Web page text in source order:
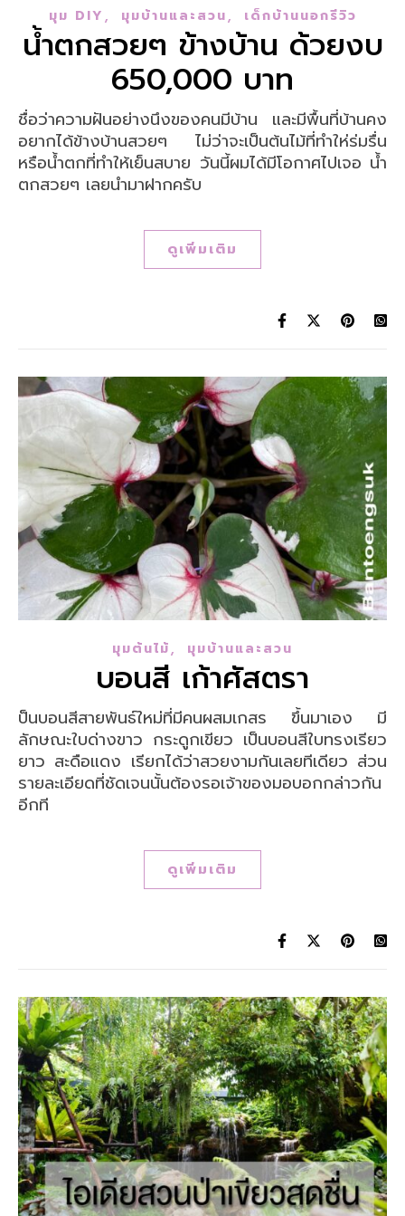
มุม DIY, มุมบ้านและสวน, เด็กบ้านนอกรีวิว
น้ำตกสวยๆ ข้างบ้าน ด้วยงบ
650,000 บาท
ชื่อว่าความฝันอย่างนึงของคนมีบ้าน และมีพื้นที่บ้านคง
อยากได้ข้างบ้านสวยๆ ไม่ว่าจะเป็นต้นไม้ที่ทำให่ร่มรื่น
หรือน้ำตกที่ทำให้เย็นสบาย วันนี้ผมได้มีโอกาศไปเจอ น้ำ
ตกสวยๆ เลยนำมาฝากครับ
ดูเพิ่มเติม
มุมต้นไม้, มุมบ้านและสวน
บอนสี เก้าศัสตรา
ป็นบอนสีสายพันธ์ใหม่ที่มีคนผสมเกสร ขึ้นมาเอง มี
ลักษณะใบด่างขาว กระดูกเขียว เป็นบอนสีใบทรงเรียว
ยาว สะดือแดง เรียกได้ว่าสวยงามกันเลยทีเดียว ส่วน
รายละเอียดที่ชัดเจนนั้นต้องรอเจ้าของมอบอกกล่าวกัน
อีกที
ดูเพิ่มเติม